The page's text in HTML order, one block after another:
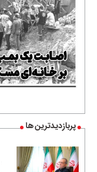
پربازدیدترین ها